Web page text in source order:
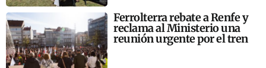
Ferrolterra rebate a Renfe y
reclama al Ministerio una
reunión urgente por el tren